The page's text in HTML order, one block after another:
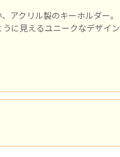
アクリル製のキーホルダー。
に見えるユニークなデザイ